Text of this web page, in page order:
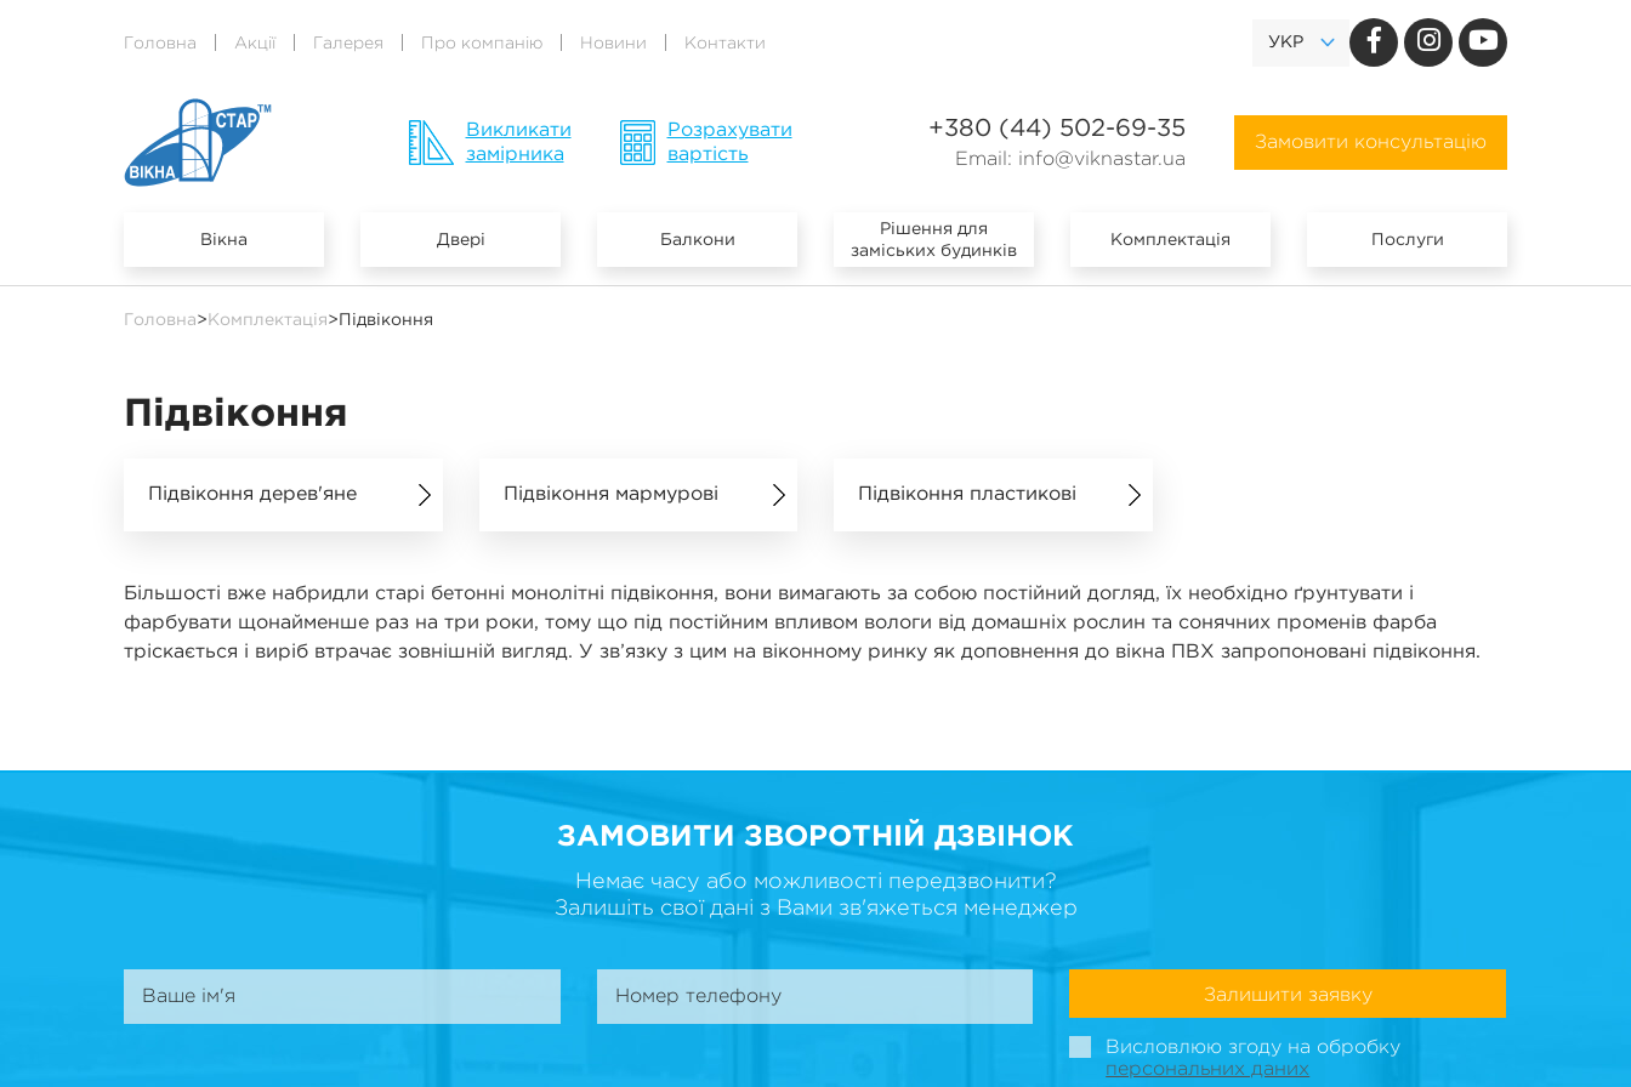
Головна Акції Галерея Про компанію Новини Контакти УКР
Викликати
замірника
Розрахувати
вартість
+380 (44) 502-69-35
Email: info@viknastar.ua
Замовити консультацію
Вікна Двері Балкони
Рішення для
заміських будинків
Комплектація Послуги
Головна> Комплектація> Підвіконня
Підвіконня
Підвіконня дерев'яне Підвіконня мармурові Підвіконня пластикові
Більшості вже набридли старі бетонні монолітні підвіконня, вони вимагають за собою постійний догляд, їх необхідно ґрунтувати і
фарбувати щонайменше раз на три роки, тому що під постійним впливом вологи від домашніх рослин та сонячних променів фарба
тріскається і виріб втрачає зовнішній вигляд. У зв’язку з цим на віконному ринку як доповнення до вікна ПВХ запропоновані підвіконня.
ЗАМОВИТИ ЗВОРОТНІЙ ДЗВІНОК
Немає часу або можливості передзвонити?
Залишіть свої дані з Вами зв'яжеться менеджер
Залишити заявку
Висловлюю згоду на обробку
персональних даних